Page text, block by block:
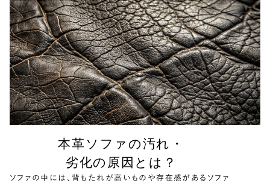
本革ソファの汚れ・
劣化の原因とは？
ソファの中には、背もたれが高いものや存在感があるソファ